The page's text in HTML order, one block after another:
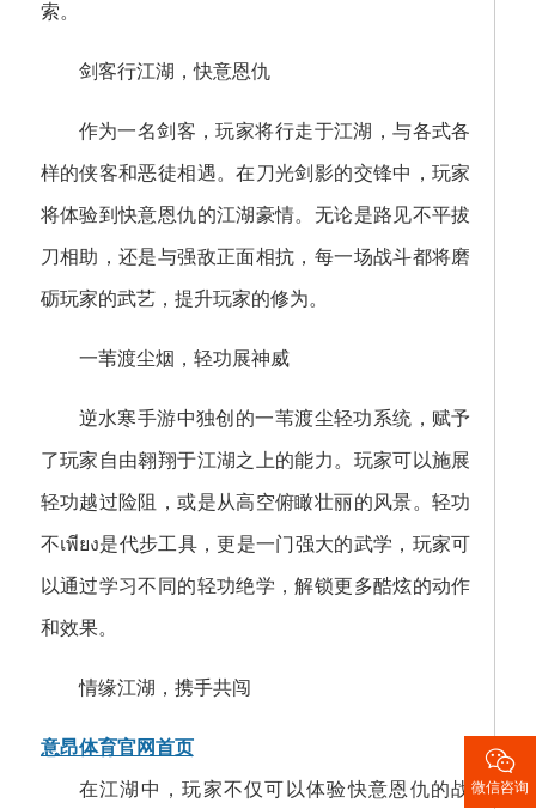
索。
剑客行江湖，快意恩仇
作为一名剑客，玩家将行走于江湖，与各式各
样的侠客和恶徒相遇。在刀光剑影的交锋中，玩家
将体验到快意恩仇的江湖豪情。无论是路见不平拔
刀相助，还是与强敌正面相抗，每一场战斗都将磨
砺玩家的武艺，提升玩家的修为。
一苇渡尘烟，轻功展神威
逆水寒手游中独创的一苇渡尘轻功系统，赋予
了玩家自由翱翔于江湖之上的能力。玩家可以施展
轻功越过险阻，或是从高空俯瞰壮丽的风景。轻功
不เพียง是代步工具，更是一门强大的武学，玩家可
以通过学习不同的轻功绝学，解锁更多酷炫的动作
和效果。
情缘江湖，携手共闯
意昂体育官网首页
在江湖中，玩家不仅可以体验快意恩仇的战

微信咨询